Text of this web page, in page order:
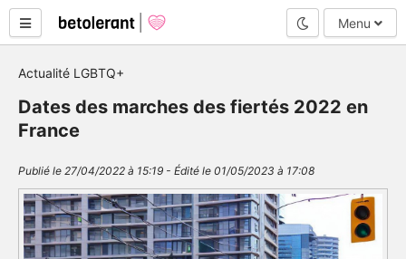
Mode nuit
Menu
Actualité LGBTQ+
Dates des marches des fiertés 2022 en
France
Publié le 27/04/2022 à 15:19 - Édité le 01/05/2023 à 17:08